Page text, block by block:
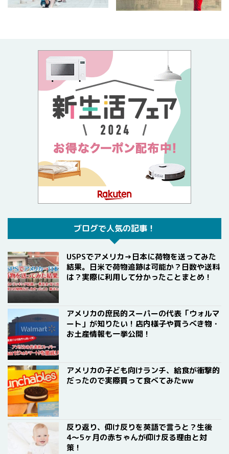
ブログで人気の記事！
USPSでアメリカ→日本に荷物を送ってみた
結果。日米で荷物追跡は可能か？日数や送料
は？実際に利用して分かったことまとめ！
アメリカの庶民的スーパーの代表「ウォルマ
ート」が知りたい！店内様子や買うべき物・
お土産情報も一挙公開！
アメリカの子ども向けランチ、給食が衝撃的
だったので実際買って食べてみたww
反り返り、仰け反りを英語で言うと？生後
4〜5ヶ月の赤ちゃんが仰け反る理由と対
策！